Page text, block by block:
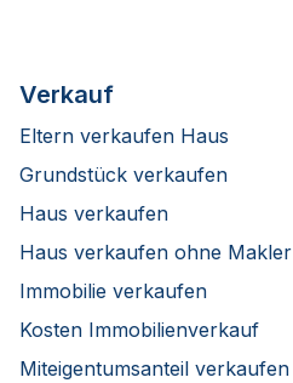
Verkauf
Eltern verkaufen Haus
Grundstück verkaufen
Haus verkaufen
Haus verkaufen ohne Makler
Immobilie verkaufen
Kosten Immobilienverkauf
Miteigentumsanteil verkaufen